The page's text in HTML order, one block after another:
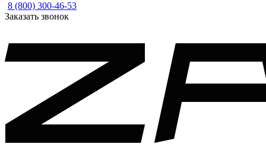
8 (800) 300-46-53
Заказать звонок